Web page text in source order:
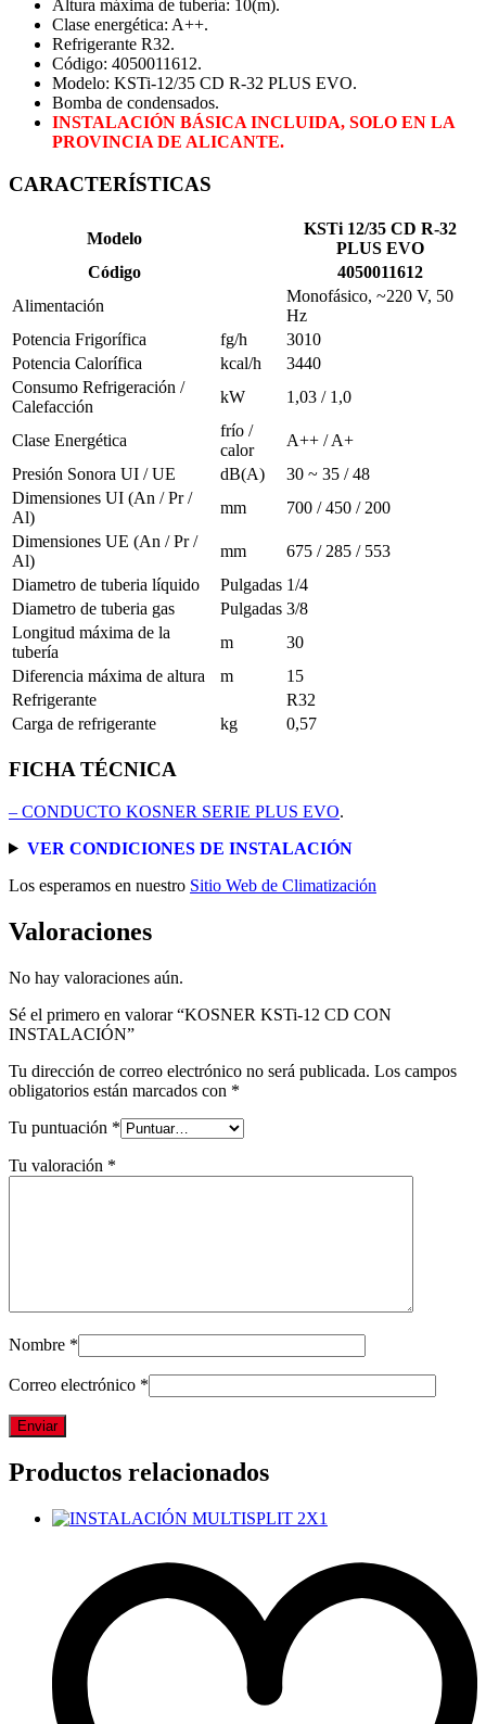
Altura máxima de tubería: 10(m).
Clase energética: A++.
Refrigerante R32.
Código: 4050011612.
Modelo: KSTi-12/35 CD R-32 PLUS EVO.
Bomba de condensados.
INSTALACIÓN BÁSICA INCLUIDA, SOLO EN LA
PROVINCIA DE ALICANTE.
CARACTERÍSTICAS
Modelo
KSTi 12/35 CD R-32
PLUS EVO
Código
4050011612
Alimentación
Monofásico, ~220 V, 50
Hz
Potencia Frigorífica
fg/h
3010
Potencia Calorífica
kcal/h
3440
Consumo Refrigeración /
Calefacción
kW 1,03 / 1,0
Clase Energética
frío /
calor
A++ / A+
Presión Sonora UI / UE
dB(A)
30 ~ 35 / 48
Dimensiones UI (An / Pr /
Al)
mm
700 / 450 / 200
Dimensiones UE (An / Pr /
Al)
mm
675 / 285 / 553
Diametro de tuberia líquido
Pulgadas 1/4
Diametro de tuberia gas
Pulgadas 3/8
Longitud máxima de la
tubería
m
30
Diferencia máxima de altura
m
15
Refrigerante
R32
Carga de refrigerante
kg 0,57
FICHA TÉCNICA
– CONDUCTO KOSNER SERIE PLUS EVO.
VER CONDICIONES DE INSTALACIÓN
Los esperamos en nuestro Sitio Web de Climatización
Valoraciones
No hay valoraciones aún.
Sé el primero en valorar “KOSNER KSTi-12 CD CON
INSTALACIÓN”
Tu dirección de correo electrónico no será publicada. Los campos
obligatorios están marcados con *
Tu puntuación *
Tu valoración *
Nombre *
Correo electrónico *
Productos relacionados